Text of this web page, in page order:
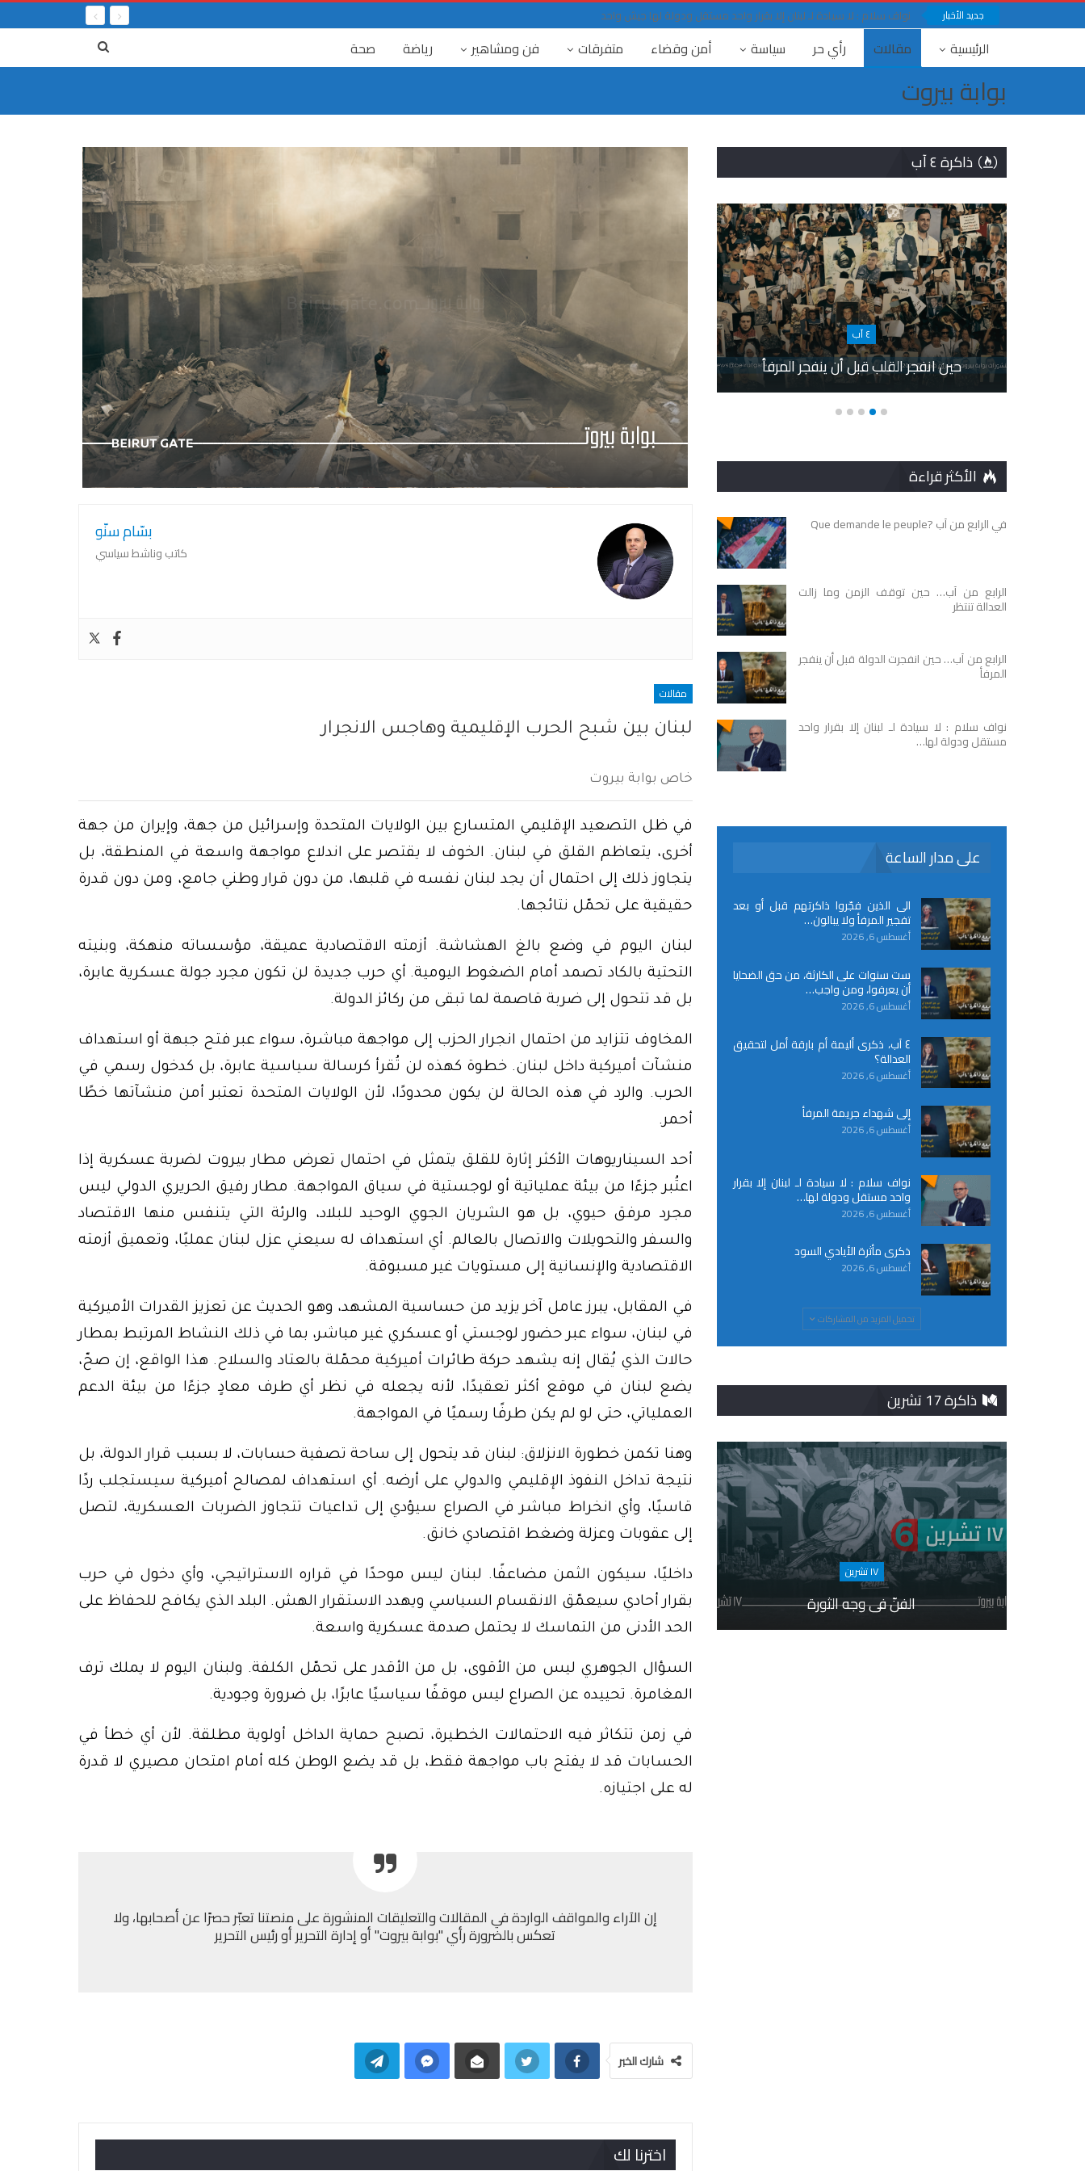
جديد الأخبار نواف سلام : لا سيادة لـ لبنان إلا بقرار واحد مستقل ودولة لها جيش واحد
الرئيسية مقالات رأي حر سياسة أمن وقضاء متفرقات فن ومشاهير رياضة صحة
بوابة بيروت
بسّام سنّو
كاتب وناشط سياسي
مقالات
لبنان بين شبح الحرب الإقليمية وهاجس الانجرار
خاص بوابة بيروت
في ظل التصعيد الإقليمي المتسارع بين الولايات المتحدة وإسرائيل من جهة، وإيران من جهة
أخرى، يتعاظم القلق في لبنان. الخوف لا يقتصر على اندلاع مواجهة واسعة في المنطقة، بل
يتجاوز ذلك إلى احتمال أن يجد لبنان نفسه في قلبها، من دون قرار وطني جامع، ومن دون قدرة
حقيقية على تحمّل نتائجها.
لبنان اليوم في وضع بالغ الهشاشة. أزمته الاقتصادية عميقة، مؤسساته منهكة، وبنيته
التحتية بالكاد تصمد أمام الضغوط اليومية. أي حرب جديدة لن تكون مجرد جولة عسكرية عابرة،
بل قد تتحول إلى ضربة قاصمة لما تبقى من ركائز الدولة.
المخاوف تتزايد من احتمال انجرار الحزب إلى مواجهة مباشرة، سواء عبر فتح جبهة أو استهداف
منشآت أميركية داخل لبنان. خطوة كهذه لن تُقرأ كرسالة سياسية عابرة، بل كدخول رسمي في
الحرب. والرد في هذه الحالة لن يكون محدودًا، لأن الولايات المتحدة تعتبر أمن منشآتها خطًا
أحمر.
أحد السيناريوهات الأكثر إثارة للقلق يتمثل في احتمال تعرض مطار بيروت لضربة عسكرية إذا
اعتُبر جزءًا من بيئة عملياتية أو لوجستية في سياق المواجهة. مطار رفيق الحريري الدولي ليس
مجرد مرفق حيوي، بل هو الشريان الجوي الوحيد للبلاد، والرئة التي يتنفس منها الاقتصاد
والسفر والتحويلات والاتصال بالعالم. أي استهداف له سيعني عزل لبنان عمليًا، وتعميق أزمته
الاقتصادية والإنسانية إلى مستويات غير مسبوقة.
في المقابل، يبرز عامل آخر يزيد من حساسية المشهد، وهو الحديث عن تعزيز القدرات الأميركية
في لبنان، سواء عبر حضور لوجستي أو عسكري غير مباشر، بما في ذلك النشاط المرتبط بمطار
حالات الذي يُقال إنه يشهد حركة طائرات أميركية محمّلة بالعتاد والسلاح. هذا الواقع، إن صحّ،
يضع لبنان في موقع أكثر تعقيدًا، لأنه يجعله في نظر أي طرف معادٍ جزءًا من بيئة الدعم
العملياتي، حتى لو لم يكن طرفًا رسميًا في المواجهة.
وهنا تكمن خطورة الانزلاق: لبنان قد يتحول إلى ساحة تصفية حسابات، لا بسبب قرار الدولة، بل
نتيجة تداخل النفوذ الإقليمي والدولي على أرضه. أي استهداف لمصالح أميركية سيستجلب ردًا
قاسيًا، وأي انخراط مباشر في الصراع سيؤدي إلى تداعيات تتجاوز الضربات العسكرية، لتصل
إلى عقوبات وعزلة وضغط اقتصادي خانق.
داخليًا، سيكون الثمن مضاعفًا. لبنان ليس موحدًا في قراره الاستراتيجي، وأي دخول في حرب
بقرار أحادي سيعمّق الانقسام السياسي ويهدد الاستقرار الهش. البلد الذي يكافح للحفاظ على
الحد الأدنى من التماسك لا يحتمل صدمة عسكرية واسعة.
السؤال الجوهري ليس من الأقوى، بل من الأقدر على تحمّل الكلفة. ولبنان اليوم لا يملك ترف
المغامرة. تحييده عن الصراع ليس موقفًا سياسيًا عابرًا، بل ضرورة وجودية.
في زمن تتكاثر فيه الاحتمالات الخطيرة، تصبح حماية الداخل أولوية مطلقة. لأن أي خطأ في
الحسابات قد لا يفتح باب مواجهة فقط، بل قد يضع الوطن كله أمام امتحان مصيري لا قدرة
له على اجتيازه.
إن الآراء والمواقف الواردة في المقالات والتعليقات المنشورة على منصتنا تعبّر حصرًا عن أصحابها، ولا
تعكس بالضرورة رأي "بوابة بيروت" أو إدارة التحرير أو رئيس التحرير
شارك الخبر
اخترنا لك
ذاكرة ٤ آب
٤ آب
حين انفجر القلب قبل أن ينفجر المرفأ
٤ آب
٤ آب، العدالة أيضاً من شروط السيادة
٤ آب، من جريمة العصر إلى انتظار العدالة
وكشف الحقائق
الأكثر قراءة
في الرابع من آب ?Que demande le peuple
الرابع من آب… حين توقف الزمن وما زالت
العدالة تنتظر
الرابع من آب… حين انفجرت الدولة قبل أن ينفجر
المرفأ
نواف سلام : لا سيادة لـ لبنان إلا بقرار واحد
مستقل ودولة لها…
على مدار الساعة
الى الذين فجّروا ذاكرتهم قبل أو بعد
تفجير المرفأ ولا يبالون…
أغسطس 6, 2026
ست سنوات على الكارثة، من حق الضحايا
أن يعرفوا، ومن واجب…
أغسطس 6, 2026
٤ آب، ذكرى أليمة أم بارقة أمل لتحقيق
العدالة؟
أغسطس 6, 2026
إلى شهداء جريمة المرفأ
أغسطس 6, 2026
نواف سلام : لا سيادة لـ لبنان إلا بقرار
واحد مستقل ودولة لها…
أغسطس 6, 2026
ذكرى مأثرة الأيادي السود
أغسطس 6, 2026
تحميل المزيد من المشاركات
ذاكرة 17 تشرين
١٧ تشرين
الفنّ في وجه الثورة